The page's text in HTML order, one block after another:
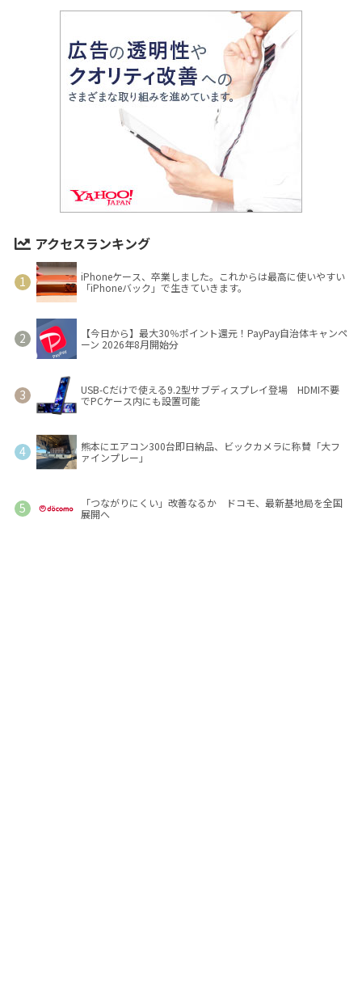
アクセスランキング
iPhoneケース、卒業しました。これからは最高に使いやすい
「iPhoneバック」で生きていきます。
【今日から】最大30％ポイント還元！PayPay自治体キャンペ
ーン 2026年8月開始分
USB-Cだけで使える9.2型サブディスプレイ登場 HDMI不要
でPCケース内にも設置可能
熊本にエアコン300台即日納品、ビックカメラに称賛「大フ
ァインプレー」
「つながりにくい」改善なるか ドコモ、最新基地局を全国
展開へ